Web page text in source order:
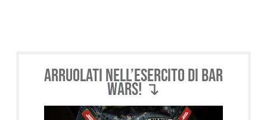
Arruolati nell’esercito di BAR
WARS! ↴